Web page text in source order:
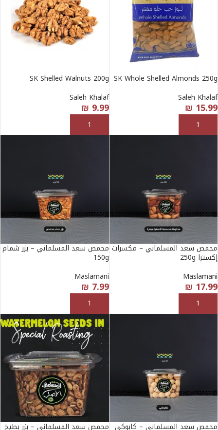
SK Whole Shelled Almonds 250g
Saleh Khalaf
₪ 15.99
إضافة إلى السلة
SK Shelled Walnuts 200g
Saleh Khalaf
₪ 9.99
إضافة إلى السلة
محمص سعد المسلماني – مكسرات
إكسترا 250g
Maslamani
₪ 17.99
إضافة إلى السلة
محمص سعد المسلماني – بزر شمام
150g
Maslamani
₪ 7.99
إضافة إلى السلة
محمص سعد المسلماني – كابوكي محمص سعد المسلماني – بزر بطيخ